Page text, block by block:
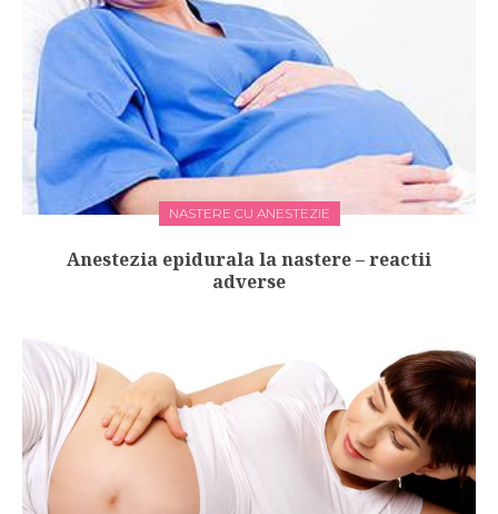
NASTERE CU ANESTEZIE
Anestezia epidurala la nastere – reactii
adverse